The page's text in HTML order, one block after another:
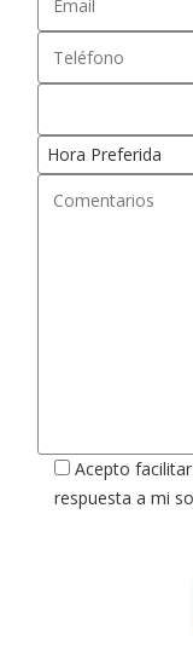
Acepto
respuesta a mi